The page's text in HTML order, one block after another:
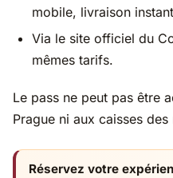
mobile, livraison
Via le site officiel du
mêmes tarifs.
Le pass ne peut pas être
Prague ni aux caisses des
Réservez votre